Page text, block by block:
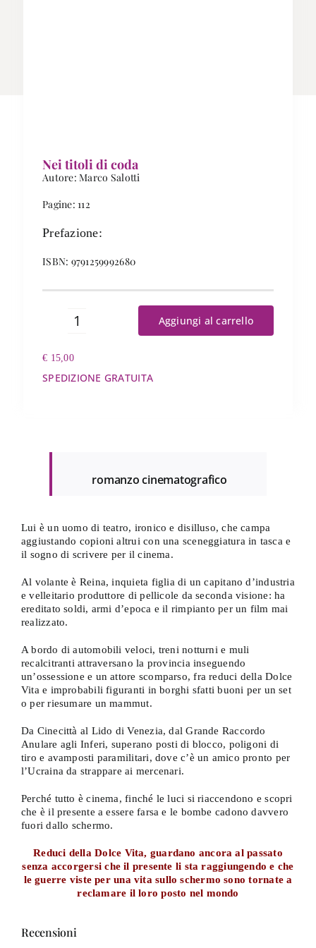
Nei titoli di coda
Autore: Marco Salotti
Pagine: 112
Prefazione:
ISBN: 9791259992680
Nei
coda
Aggiungi al carrello
€ 15,00
SPEDIZIONE GRATUITA
romanzo cinematografico
Lui è un uomo di teatro, ironico e disilluso, che campa
aggiustando copioni altrui con una sceneggiatura in tasca e
il sogno di scrivere per il cinema.
Al volante è Reina, inquieta figlia di un capitano d’industria
e velleitario produttore di pellicole da seconda visione: ha
ereditato soldi, armi d’epoca e il rimpianto per un film mai
realizzato.
A bordo di automobili veloci, treni notturni e muli
recalcitranti attraversano la provincia inseguendo
un’ossessione e un attore scomparso, fra reduci della Dolce
Vita e improbabili figuranti in borghi sfatti buoni per un set
o per riesumare un mammut.
Da Cinecittà al Lido di Venezia, dal Grande Raccordo
Anulare agli Inferi, superano posti di blocco, poligoni di
tiro e avamposti paramilitari, dove c’è un amico pronto per
l’Ucraina da strappare ai mercenari.
Perché tutto è cinema, finché le luci si riaccendono e scopri
che è il presente a essere farsa e le bombe cadono davvero
fuori dallo schermo.
Reduci della Dolce Vita, guardano ancora al passato
senza accorgersi che il presente li sta raggiungendo e che
le guerre viste per una vita sullo schermo sono tornate a
reclamare il loro posto nel mondo
Recensioni